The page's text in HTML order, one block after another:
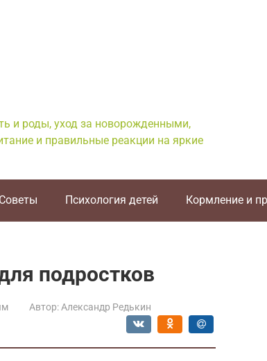
и роды, уход за новорожденными,
и правильные реакции на яркие
Советы Психология детей Кормление и
подростков
Автор: Александр Редькин